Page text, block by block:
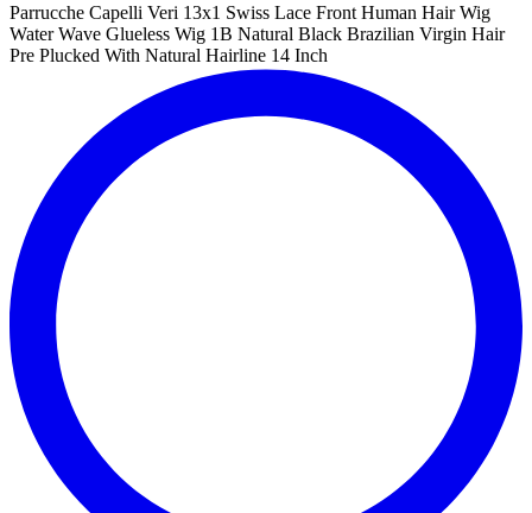
Parrucche Capelli Veri 13x1 Swiss Lace Front Human Hair Wig
Water Wave Glueless Wig 1B Natural Black Brazilian Virgin Hair
Pre Plucked With Natural Hairline 14 Inch